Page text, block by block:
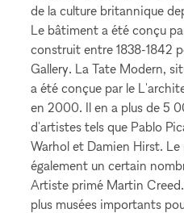
de la culture britannique
Le bâtiment a été conçu
construit entre 1838-1842
Gallery. La Tate Modern,
a été conçue par le
en 2000. Il en a plus de 5
d'artistes tels que Pablo
Warhol et Damien Hirst. Le
également un certain
Artiste primé Martin
plus musées importants